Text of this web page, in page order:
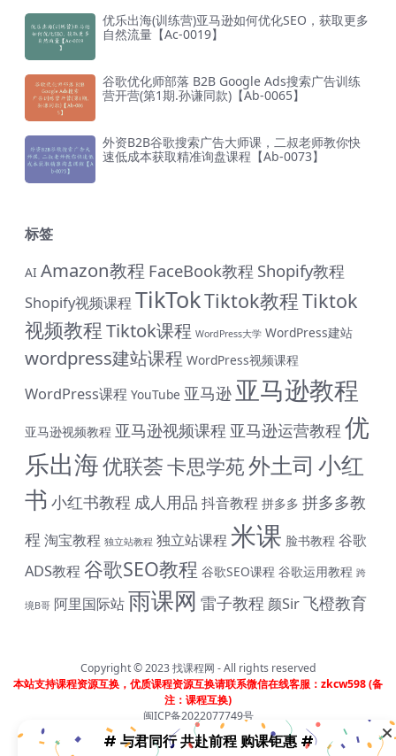
优乐出海(训练营)亚马逊如何优化SEO，获取更多
自然流量【Ac-0019】
谷歌优化师部落 B2B Google Ads搜索广告训练
营开营(第1期.孙谦同款)【Ab-0065】
外资B2B谷歌搜索广告大师课，二叔老师教你快
速低成本获取精准询盘课程【Ab-0073】
标签
AI Amazon教程 FaceBook教程 Shopify教程
Shopify视频课程 TikTokTiktok教程Tiktok
视频教程Tiktok课程 WordPress大学 WordPress建站
wordpress建站课程 WordPress视频课程
WordPress课程 YouTube 亚马逊 亚马逊教程
亚马逊视频教程 亚马逊视频课程 亚马逊运营教程 优
乐出海优联荟卡思学苑外土司 小红
书 小红书教程 成人用品 抖音教程 拼多多 拼多多教
程 淘宝教程 独立站教程 独立站课程 米课 脸书教程 谷歌
ADS教程 谷歌SEO教程 谷歌SEO课程 谷歌运用教程 跨
境B哥 阿里国际站雨课网 雷子教程 颜Sir飞橙教育
Copyright © 2023找课程网 - All rights reserved
本站支持课程资源互换，优质课程资源互换请联系微信在线客服：zkcw598 (备
注：课程互换)
闽ICP备2022077749号
# 与君同行 共赴前程 购课钜惠 #
终身SVIP会员限时 1399 元（原价1999元）| 《外土司全系
699直降100元|含近期解码新课） | 《帮课大学全系列课
程》打包价599元（原价799直降200元|含近期解码新课）
| 《卡思学范全系列教程》打包价499元（原价799直降
300元|含近期解码新课 | 凡单次购买课程原价超过300元，
享受原价7折购课钜惠！！